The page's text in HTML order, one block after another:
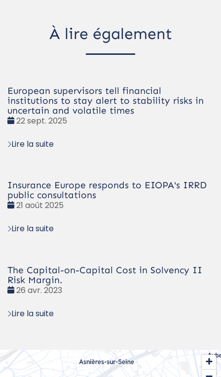
À lire également
European supervisors tell financial
institutions to stay alert to stability risks in
uncertain and volatile times
Date
22 sept. 2025
Lire la suite
Insurance Europe responds to EIOPA's IRRD
public consultations
Date
21 août 2025
Lire la suite
The Capital-on-Capital Cost in Solvency II
Risk Margin.
Date
26 avr. 2023
Lire la suite